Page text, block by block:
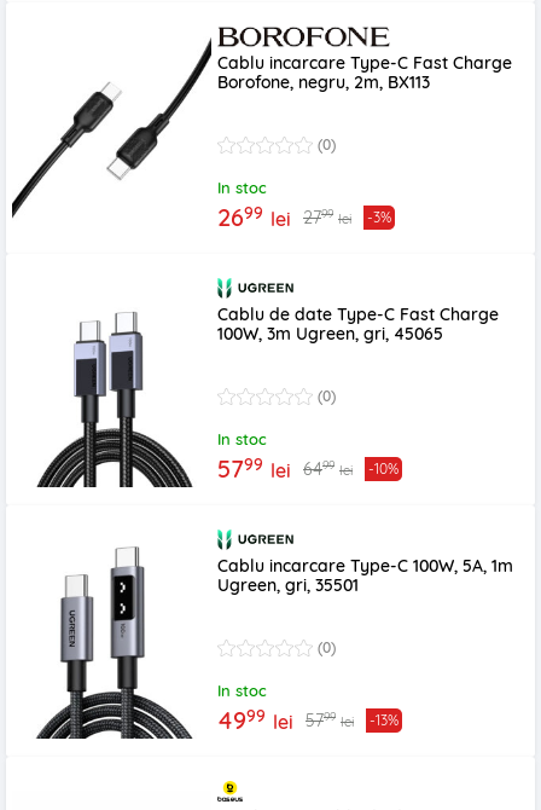
Cablu incarcare Type-C Fast Charge
Borofone, negru, 2m, BX113
(0)
In stoc
2699 lei 2799 lei -3%
Cablu de date Type-C Fast Charge
100W, 3m Ugreen, gri, 45065
(0)
In stoc
5799 lei 6499 lei -10%
Cablu incarcare Type-C 100W, 5A, 1m
Ugreen, gri, 35501
(0)
In stoc
4999 lei 5799 lei -13%